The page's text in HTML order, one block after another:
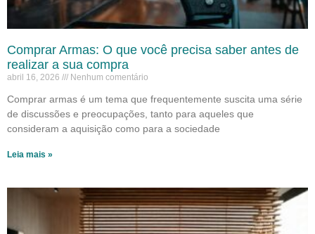
Comprar Armas: O que você precisa saber antes de
realizar a sua compra
abril 16, 2026 Nenhum comentário
Comprar armas é um tema que frequentemente suscita uma série
de discussões e preocupações, tanto para aqueles que
consideram a aquisição como para a sociedade
Leia mais »